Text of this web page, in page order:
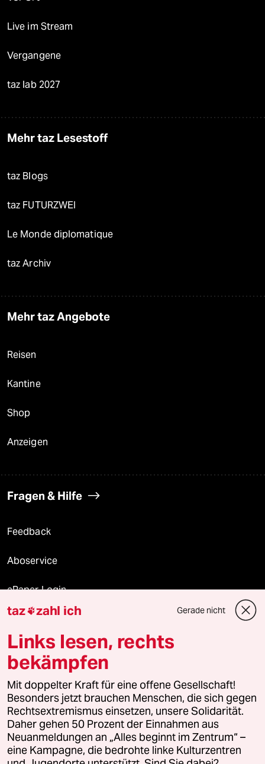
Live im Stream
Vergangene
taz lab 2027
Mehr taz Lesestoff
taz Blogs
taz FUTURZWEI
Le Monde diplomatique
taz Archiv
Mehr taz Angebote
Reisen
Kantine
Shop
Anzeigen
Fragen & Hilfe
Feedback
Aboservice
ePaper Login
Downloads für Abonnierende
© 2026 taz Verlags und Vertriebs GmbH
Alle Rechte vorbehalten. Bei rechtlichen Fragen oder für Genehmigungen
wenden Sie sich bitte an lizenzen@taz.de
Feedback Redaktionsstatut Kommune-Richtlinien
Leitlinie Informant Datenschutz Impressum AGB
taz zahl ich Gerade nicht
Links lesen, rechts
bekämpfen
Mit doppelter Kraft für eine offene Gesellschaft!
Besonders jetzt brauchen Menschen, die sich gegen
Rechtsextremismus einsetzen, unsere Solidarität.
Daher gehen 50 Prozent der Einnahmen aus
Neuanmeldungen an „Alles beginnt im Zentrum“ –
eine Kampagne, die bedrohte linke Kulturzentren